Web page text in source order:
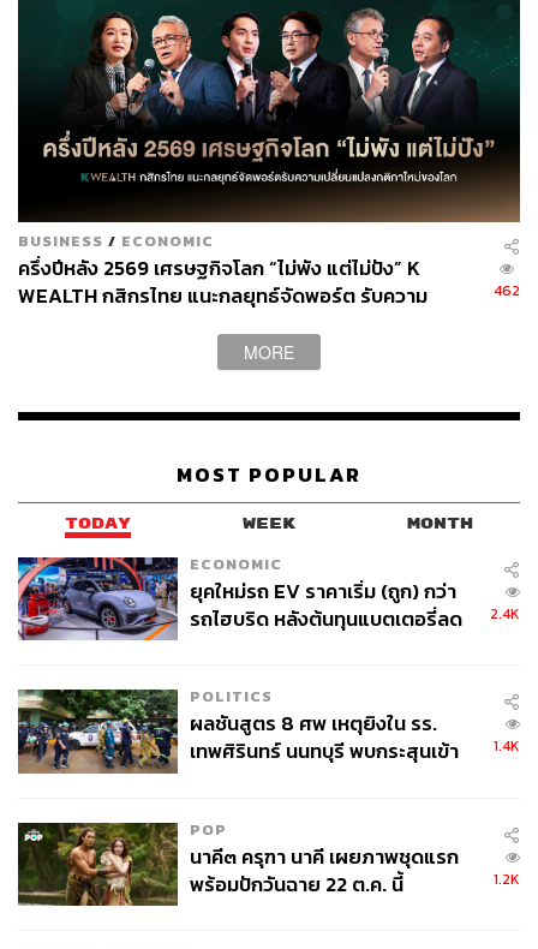
BUSINESS / ECONOMIC
ครึ่งปีหลัง 2569 เศรษฐกิจโลก “ไม่พัง แต่ไม่ปัง” K
WEALTH กสิกรไทย แนะกลยุทธ์จัดพอร์ต รับความ
462
MORE
MOST POPULAR
TODAY WEEK MONTH
ECONOMIC
ยุคใหม่รถ EV ราคาเริ่ม (ถูก) กว่า
รถไฮบริด หลังต้นทุนแบตเตอรี่ลด
2.4K
POLITICS
ผลชันสูตร 8 ศพ เหตุยิงใน รร.
เทพศิรินทร์ นนทบุรี พบกระสุนเข้า
1.4K
POP
นาคี๓ ครุฑา นาคี เผยภาพชุดแรก
พร้อมปักวันฉาย 22 ต.ค. นี้
1.2K